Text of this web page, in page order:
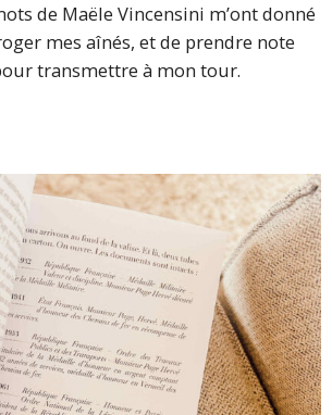
de Maële Vincensini m’ont donné
mes aînés, et de prendre note
transmettre à mon tour.